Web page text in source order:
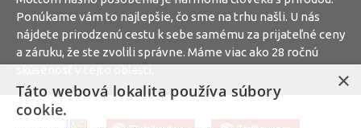
Ponúkame vám to najlepšie, čo sme na trhu našli. U nás
nájdete prirodzenú cestu k sebe samému za prijateľné ceny
a záruku, že ste zvolili správne. Máme viac ako 28 ročnú
×
Táto webová lokalita používa súbory
cookie.